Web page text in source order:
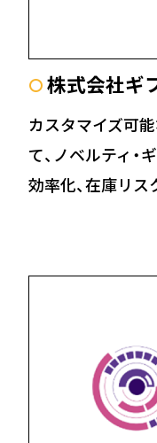
〇 株式会社ギ
カスタマイズ可
て、ノベルティ・
効率化、在庫リス